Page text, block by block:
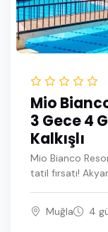
Mio
3 Gece 4
Kalkışlı
Mio Bianco
tatil fırsatı!
Bodrum tatilinin
Muğla 4